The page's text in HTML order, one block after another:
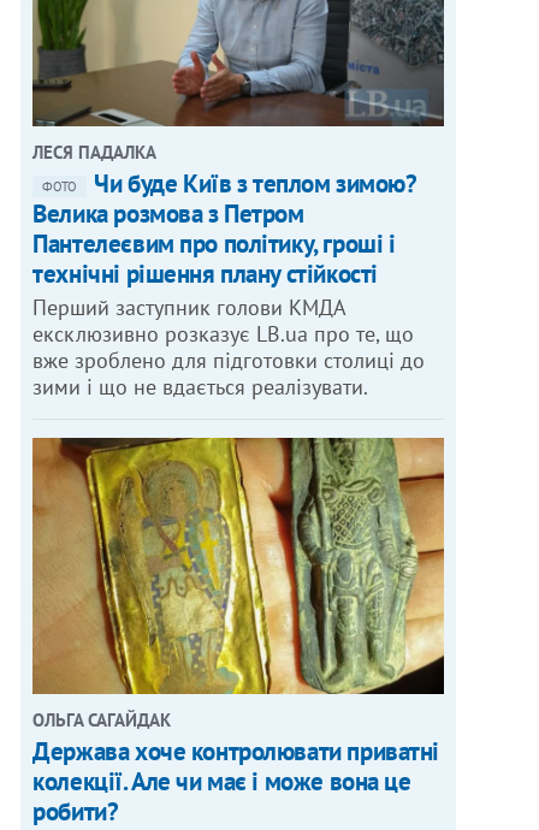
ЛЕСЯ ПАДАЛКА
ФОТО
Чи буде Київ з теплом зимою?
Велика розмова з Петром
Пантелеєвим про політику, гроші і
технічні рішення плану стійкості
Перший заступник голови КМДА
ексклюзивно розказує LB.ua про те, що
вже зроблено для підготовки столиці до
зими і що не вдається реалізувати.
ОЛЬГА САГАЙДАК
Держава хоче контролювати приватні
колекції. Але чи має і може вона це
робити?